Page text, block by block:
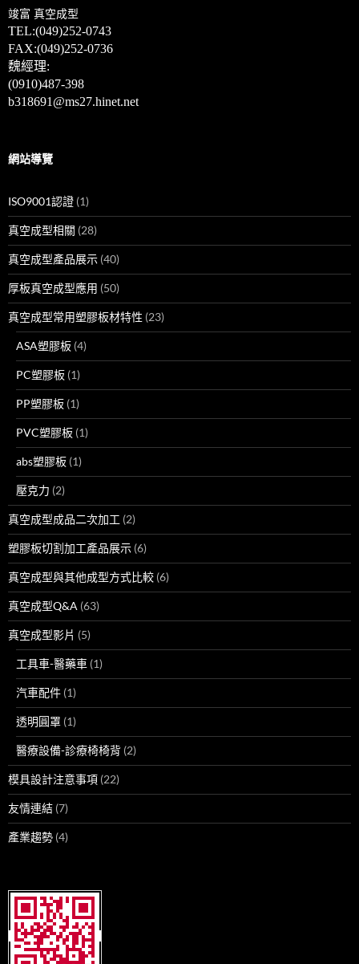
竣富 真空成型
TEL:(049)252-0743
FAX:(049)252-0736
魏經理:
(0910)487-398
b318691@ms27.hinet.net
網站導覽
ISO9001認證 (1)
真空成型相關 (28)
真空成型產品展示 (40)
厚板真空成型應用 (50)
真空成型常用塑膠板材特性 (23)
ASA塑膠板 (4)
PC塑膠板 (1)
PP塑膠板 (1)
PVC塑膠板 (1)
abs塑膠板 (1)
壓克力 (2)
真空成型成品二次加工 (2)
塑膠板切割加工產品展示 (6)
真空成型與其他成型方式比較 (6)
真空成型Q&A (63)
真空成型影片 (5)
工具車-醫藥車 (1)
汽車配件 (1)
透明圓罩 (1)
醫療設備-診療椅椅背 (2)
模具設計注意事項 (22)
友情連結 (7)
產業趨勢 (4)